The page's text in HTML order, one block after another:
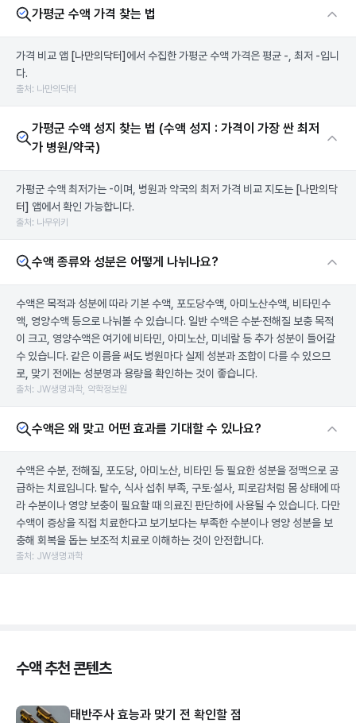
가평군 수액 가격 찾는 법
가격 비교 앱 [나만의닥터] 에서 수집한 가평군 수액 가격은 평균 -, 최저 -입니
다.
출처: 나만의닥터
가평군 수액 성지 찾는 법 (수액 성지 : 가격이 가장 싼 최저
가 병원/약국)
가평군 수액 최저가는 -이며, 병원과 약국의 최저 가격 비교 지도는 [나만의닥
터] 앱에서 확인 가능합니다.
출처: 나무위키
수액 종류와 성분은 어떻게 나뉘나요?
수액은 목적과 성분에 따라 기본 수액, 포도당수액, 아미노산수액, 비타민수
액, 영양수액 등으로 나눠볼 수 있습니다. 일반 수액은 수분·전해질 보충 목적
이 크고, 영양수액은 여기에 비타민, 아미노산, 미네랄 등 추가 성분이 들어갈
수 있습니다. 같은 이름을 써도 병원마다 실제 성분과 조합이 다를 수 있으므
로, 맞기 전에는 성분명과 용량을 확인하는 것이 좋습니다.
출처: JW생명과학, 약학정보원
수액은 왜 맞고 어떤 효과를 기대할 수 있나요?
수액은 수분, 전해질, 포도당, 아미노산, 비타민 등 필요한 성분을 정맥으로 공
급하는 치료입니다. 탈수, 식사 섭취 부족, 구토·설사, 피로감처럼 몸 상태에 따
라 수분이나 영양 보충이 필요할 때 의료진 판단하에 사용될 수 있습니다. 다만
수액이 증상을 직접 치료한다고 보기보다는 부족한 수분이나 영양 성분을 보
충해 회복을 돕는 보조적 치료로 이해하는 것이 안전합니다.
출처: JW생명과학
수액 추천 콘텐츠
태반주사 효능과 맞기 전 확인할 점